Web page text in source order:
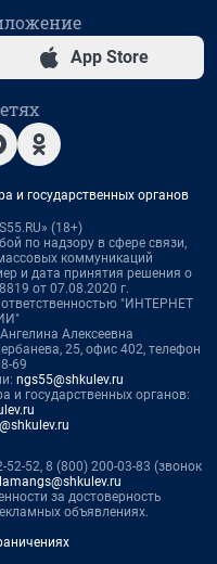
App Store
и государственных органов
(18+)
по надзору в сфере связи,
коммуникаций
и дата принятия решения о
от 07.08.2020 г.
"ИНТЕРНЕТ
Алексеевна
25, офис 402, телефон
69
ngs55@shkulev.ru
и государственных органов:
52, 8 (800) 200-03-83 (звонок
за достоверность
объявлениях.